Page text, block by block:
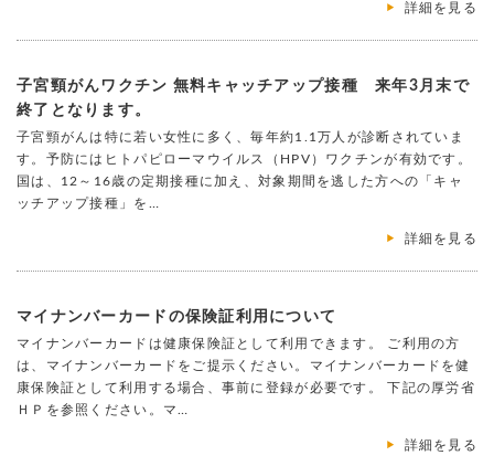
詳細を見る
子宮頸がんワクチン 無料キャッチアップ接種 来年3月末で
終了となります。
子宮頸がんは特に若い女性に多く、毎年約1.1万人が診断されていま
す。予防にはヒトパピローマウイルス（HPV）ワクチンが有効です。
国は、12～16歳の定期接種に加え、対象期間を逃した方への「キャ
ッチアップ接種」を…
詳細を見る
マイナンバーカードの保険証利用について
マイナンバーカードは健康保険証として利用できます。 ご利用の方
は、マイナンバーカードをご提示ください。マイナンバーカードを健
康保険証として利用する場合、事前に登録が必要です。 下記の厚労省
ＨＰを参照ください。マ…
詳細を見る